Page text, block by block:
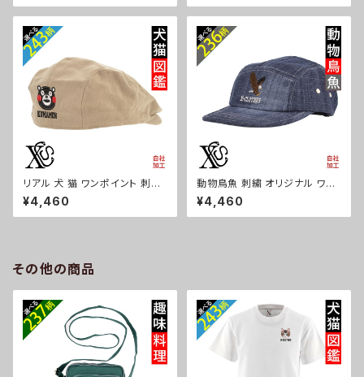
ッシュ 雑貨 グッズ 自社ブランド
バスケ テニス 誕生日 クリスマ
ス ori-a-cap68-b08-s
ーメッシュ 雑貨 グッズ 自社ブラ
8-b09-s
リアル 犬 猫 ワンポイント 刺繍
帽子 コットン ハンチング メンズ
レディース インナーメッシュ 雑
貨 グッズ 自社ブランド 柄 柴犬
cap68-b10-s
¥4,460
動物鳥魚 刺繍 オリジナル ワン
ポイント デニム ジェットキャップ
ウォッシュ加工 帽子 メンズ レデ
ィース ピグメント 雑貨 グッズ 自
¥4,460
その他の商品